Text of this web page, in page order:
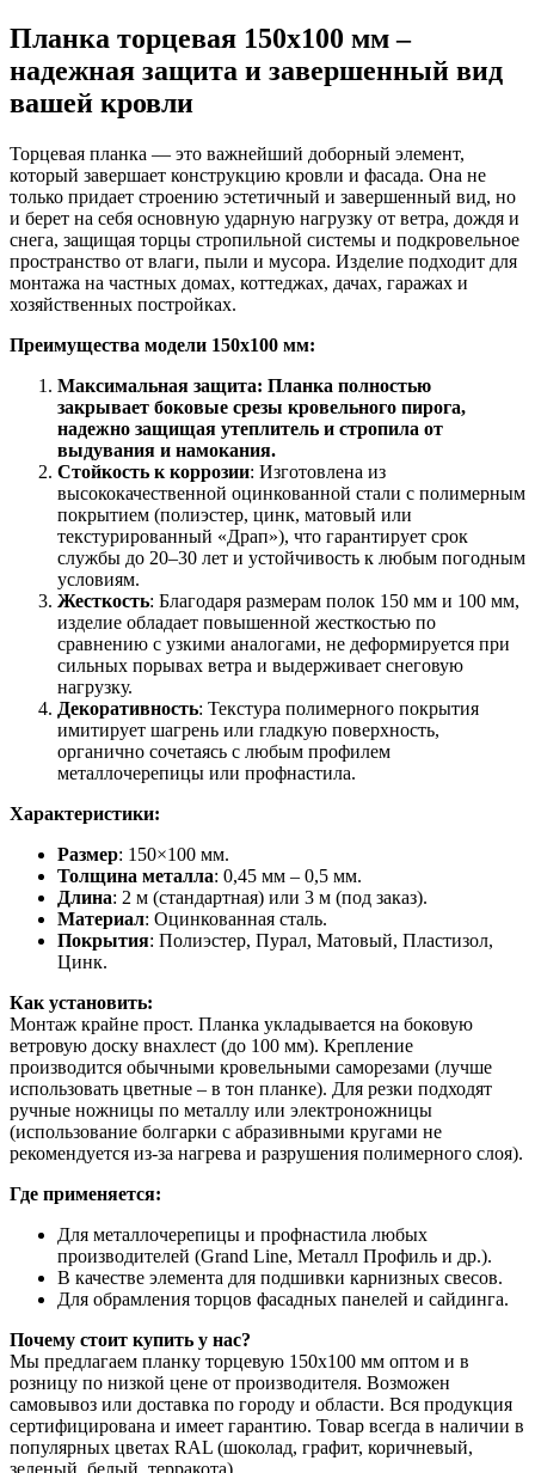
Планка торцевая 150х100 мм –
надежная защита и завершенный вид
вашей кровли
Торцевая планка — это важнейший доборный элемент,
который завершает конструкцию кровли и фасада. Она не
только придает строению эстетичный и завершенный вид, но
и берет на себя основную ударную нагрузку от ветра, дождя и
снега, защищая торцы стропильной системы и подкровельное
пространство от влаги, пыли и мусора. Изделие подходит для
монтажа на частных домах, коттеджах, дачах, гаражах и
хозяйственных постройках.
Преимущества модели 150х100 мм:
Максимальная защита: Планка полностью
закрывает боковые срезы кровельного пирога,
надежно защищая утеплитель и стропила от
выдувания и намокания.
Стойкость к коррозии: Изготовлена из
высококачественной оцинкованной стали с полимерным
покрытием (полиэстер, цинк, матовый или
текстурированный «Драп»), что гарантирует срок
службы до 20–30 лет и устойчивость к любым погодным
условиям.
Жесткость: Благодаря размерам полок 150 мм и 100 мм,
изделие обладает повышенной жесткостью по
сравнению с узкими аналогами, не деформируется при
сильных порывах ветра и выдерживает снеговую
нагрузку.
Декоративность: Текстура полимерного покрытия
имитирует шагрень или гладкую поверхность,
органично сочетаясь с любым профилем
металлочерепицы или профнастила.
Характеристики:
Размер: 150×100 мм.
Толщина металла: 0,45 мм – 0,5 мм.
Длина: 2 м (стандартная) или 3 м (под заказ).
Материал: Оцинкованная сталь.
Покрытия: Полиэстер, Пурал, Матовый, Пластизол,
Цинк.
Как установить:
Монтаж крайне прост. Планка укладывается на боковую
ветровую доску внахлест (до 100 мм). Крепление
производится обычными кровельными саморезами (лучше
использовать цветные – в тон планке). Для резки подходят
ручные ножницы по металлу или электроножницы
(использование болгарки с абразивными кругами не
рекомендуется из-за нагрева и разрушения полимерного слоя).
Где применяется:
Для металлочерепицы и профнастила любых
производителей (Grand Line, Металл Профиль и др.).
В качестве элемента для подшивки карнизных свесов.
Для обрамления торцов фасадных панелей и сайдинга.
Почему стоит купить у нас?
Мы предлагаем планку торцевую 150х100 мм оптом и в
розницу по низкой цене от производителя. Возможен
самовывоз или доставка по городу и области. Вся продукция
сертифицирована и имеет гарантию. Товар всегда в наличии в
популярных цветах RAL (шоколад, графит, коричневый,